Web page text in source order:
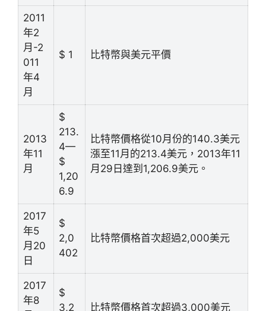
2011
年2
月-2
011
年4
月
$ 1 比特幣與美元平價
2013
年11
月
$
213.
4—
$
1,20
6.9
比特幣價格從10月份的140.3美元
漲至11月的213.4美元，2013年11
月29日達到1,206.9美元。
2017
年5
月20
日
$
2,0
402
比特幣價格首次超過2,000美元
2017
年8
$
3,2
比特幣價格首次超過3,000美元